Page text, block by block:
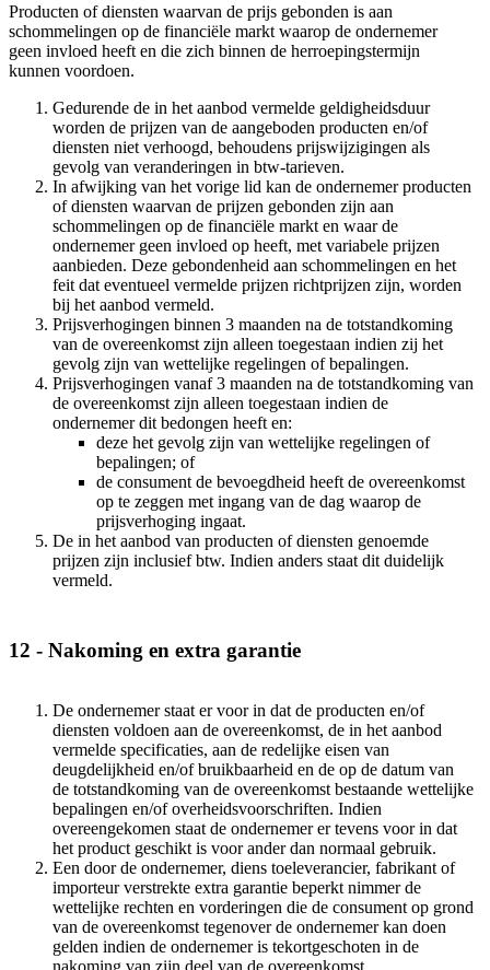
Producten of diensten waarvan de prijs gebonden is aan
schommelingen op de financiële markt waarop de ondernemer
geen invloed heeft en die zich binnen de herroepingstermijn
kunnen voordoen.
Gedurende de in het aanbod vermelde geldigheidsduur
worden de prijzen van de aangeboden producten en/of
diensten niet verhoogd, behoudens prijswijzigingen als
gevolg van veranderingen in btw-tarieven.
In afwijking van het vorige lid kan de ondernemer producten
of diensten waarvan de prijzen gebonden zijn aan
schommelingen op de financiële markt en waar de
ondernemer geen invloed op heeft, met variabele prijzen
aanbieden. Deze gebondenheid aan schommelingen en het
feit dat eventueel vermelde prijzen richtprijzen zijn, worden
bij het aanbod vermeld.
Prijsverhogingen binnen 3 maanden na de totstandkoming
van de overeenkomst zijn alleen toegestaan indien zij het
gevolg zijn van wettelijke regelingen of bepalingen.
Prijsverhogingen vanaf 3 maanden na de totstandkoming van
de overeenkomst zijn alleen toegestaan indien de
ondernemer dit bedongen heeft en:
deze het gevolg zijn van wettelijke regelingen of
bepalingen; of
de consument de bevoegdheid heeft de overeenkomst
op te zeggen met ingang van de dag waarop de
prijsverhoging ingaat.
De in het aanbod van producten of diensten genoemde
prijzen zijn inclusief btw. Indien anders staat dit duidelijk
vermeld.
12 - Nakoming en extra garantie
De ondernemer staat er voor in dat de producten en/of
diensten voldoen aan de overeenkomst, de in het aanbod
vermelde specificaties, aan de redelijke eisen van
deugdelijkheid en/of bruikbaarheid en de op de datum van
de totstandkoming van de overeenkomst bestaande wettelijke
bepalingen en/of overheidsvoorschriften. Indien
overeengekomen staat de ondernemer er tevens voor in dat
het product geschikt is voor ander dan normaal gebruik.
Een door de ondernemer, diens toeleverancier, fabrikant of
importeur verstrekte extra garantie beperkt nimmer de
wettelijke rechten en vorderingen die de consument op grond
van de overeenkomst tegenover de ondernemer kan doen
gelden indien de ondernemer is tekortgeschoten in de
nakoming van zijn deel van de overeenkomst.